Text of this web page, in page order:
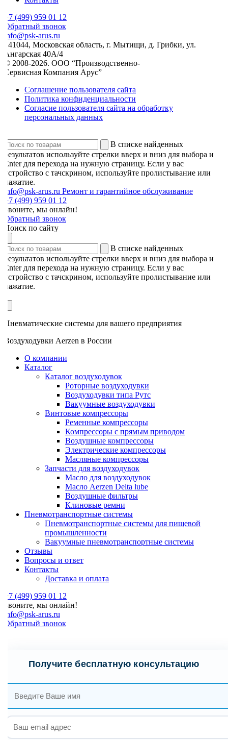
(499) 959 01 12
звонок
arus.ru
Московская область, г. Мытищи, д. Грибки, ул.
40А/4
2008-2026. ООО “Производственно-
Компания Арус”
Соглашение пользователя сайта
Политика конфиденциальности
Согласие пользователя сайта на обработку
персональных данных
В списке найденных
используйте стрелки вверх и вниз для выбора и
для перехода на нужную страницу. Если у вас
с тачскрином, используйте пролистывание или
arus.ruРемонт и гарантийное обслуживание
(499) 959 01 12
мы онлайн!
звонок
по сайту
В списке найденных
используйте стрелки вверх и вниз для выбора и
для перехода на нужную страницу. Если у вас
с тачскрином, используйте пролистывание или
системы для вашего предприятия
Aerzen в России
О компании
Каталог
Каталог воздуходувок
Роторные воздуходувки
Воздуходувки типа Рутс
Вакуумные воздуходувки
Винтовые компрессоры
Ременные компрессоры
Компрессоры с прямым приводом
Воздушные компрессоры
Электрические компрессоры
Масляные компрессоры
Запчасти для воздуходувок
Масло для воздуходувок
Масло Aerzen Delta lube
Воздушные фильтры
Клиновые ремни
Пневмотранспортные системы
Пневмотранспортные системы для пищевой
промышленности
Вакуумные пневмотранспортные системы
Отзывы
Вопросы и ответ
Контакты
Доставка и оплата
(499) 959 01 12
мы онлайн!
arus.ru
звонок
Получите бесплатную консультацию